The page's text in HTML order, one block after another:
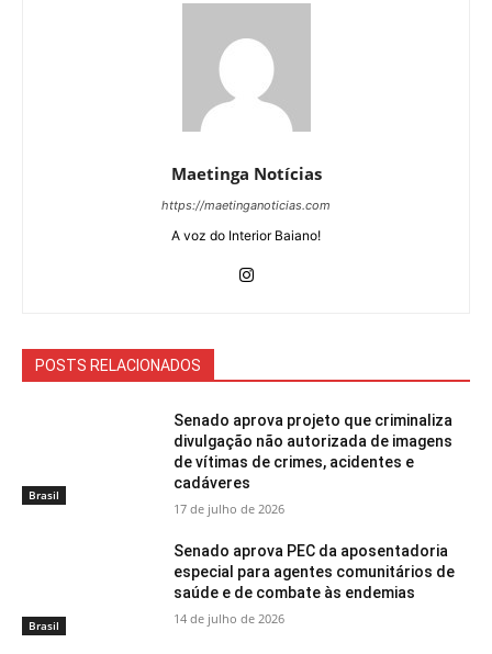
Maetinga Notícias
https://maetinganoticias.com
A voz do Interior Baiano!
POSTS RELACIONADOS
Brasil
Senado aprova projeto que criminaliza
divulgação não autorizada de imagens
de vítimas de crimes, acidentes e
cadáveres
17 de julho de 2026
Brasil
Senado aprova PEC da aposentadoria
especial para agentes comunitários de
saúde e de combate às endemias
14 de julho de 2026